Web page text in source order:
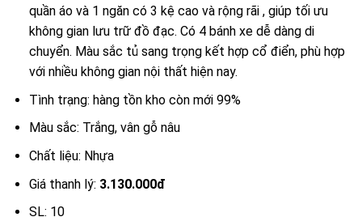
quần áo và 1 ngăn có 3 kệ cao và rộng rãi , giúp tối ưu
không gian lưu trữ đồ đạc. Có 4 bánh xe dễ dàng di
chuyển. Màu sắc tủ sang trọng kết hợp cổ điển, phù hợp
với nhiều không gian nội thất hiện nay.
Tình trạng: hàng tồn kho còn mới 99%
Màu sắc: Trắng, vân gỗ nâu
Chất liệu: Nhựa
Giá thanh lý: 3.130.000đ
SL: 10